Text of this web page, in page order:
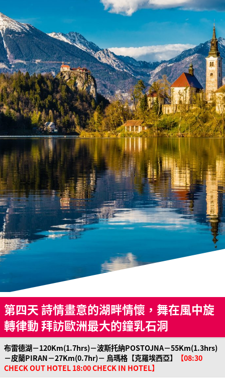
第四天 詩情畫意的湖畔情懷，舞在風中旋
轉律動 拜訪歐洲最大的鐘乳石洞
布雷德湖－120Km(1.7hrs)－波斯托納POSTOJNA－55Km(1.3hrs)
－皮蘭PIRAN－27Km(0.7hr)－ 烏瑪格【克羅埃西亞】
【08:30
CHECK OUT HOTEL 18:00 CHECK IN HOTEL】